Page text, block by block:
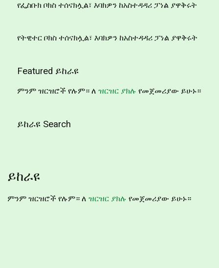
የፌስቡክ ቦክስ ተሰናክሏል፣ እባክዎን ከአስተዳዳሪ ፓነል ያዋቅሩት
የትዊተር ቦክስ ተሰናክሏል፣ እባክዎን ከአስተዳዳሪ ፓነል ያዋቅሩት
Featured ይከራዩ
ምንም ዝርዝሮች የሉም። ለ ዝርዝር ያክሉ የመጀመሪያው ይሁኑ።
ይከራዩ Search
ይከራዩ
ምንም ዝርዝሮች የሉም። ለ ዝርዝር ያክሉ የመጀመሪያው ይሁኑ።